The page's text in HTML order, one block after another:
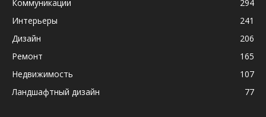
Коммуникации
294
Интерьеры
241
Дизайн
206
Ремонт
165
Недвижимость
107
Ландшафтный дизайн
77